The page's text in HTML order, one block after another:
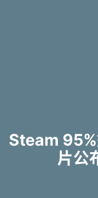
Steam
片公